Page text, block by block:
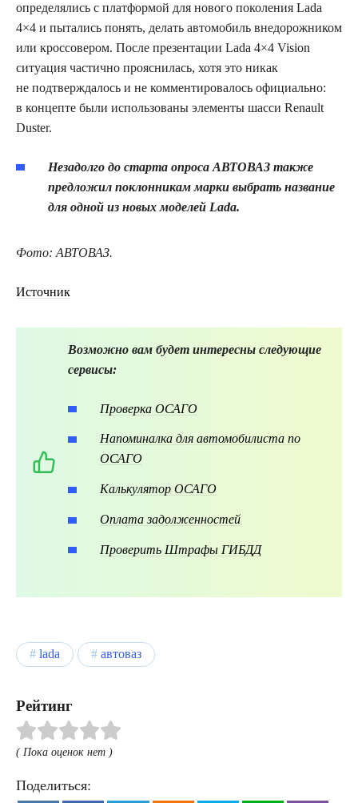
определялись с платформой для нового поколения Lada
4×4 и пытались понять, делать автомобиль внедорожником
или кроссовером. После презентации Lada 4×4 Vision
ситуация частично прояснилась, хотя это никак
не подтверждалось и не комментировалось официально:
в концепте были использованы элементы шасси Renault
Duster.
Незадолго до старта опроса АВТОВАЗ также
предложил поклонникам марки выбрать название
для одной из новых моделей Lada.
Фото: АВТОВАЗ.
Источник
Возможно вам будет интересны следующие
сервисы:
Проверка ОСАГО
Напоминалка для автомобилиста по
ОСАГО
Калькулятор ОСАГО
Оплата задолженностей
Проверить Штрафы ГИБДД
lada автоваз
Рейтинг
( Пока оценок нет )
Поделиться: